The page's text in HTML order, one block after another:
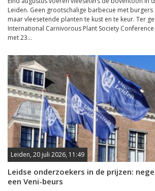
Leiden. Geen grootschalige barbecue met
maar vleesetende planten te kust en te keur. Ter
International Carnivorous Plant Society
met 23...
Leiden, 20 juli 2026, 11:49
Leidse onderzoekers in de prijzen:
een Veni-beurs